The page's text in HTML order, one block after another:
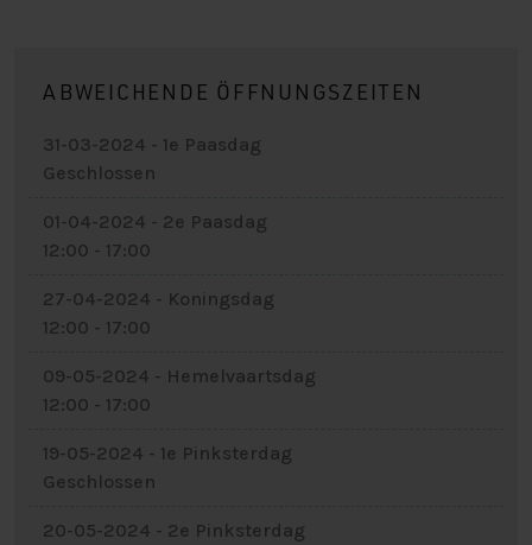
ABWEICHENDE ÖFFNUNGSZEITEN
31-03-2024 - 1e Paasdag
Geschlossen
01-04-2024 - 2e Paasdag
12:00 - 17:00
27-04-2024 - Koningsdag
12:00 - 17:00
09-05-2024 - Hemelvaartsdag
12:00 - 17:00
19-05-2024 - 1e Pinksterdag
Geschlossen
20-05-2024 - 2e Pinksterdag